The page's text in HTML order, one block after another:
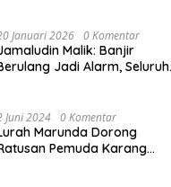
Januari 2026 0 Komentar
Malik: Banjir
Jadi Alarm, Seluruh
Juni 2024 0 Komentar
Marunda Dorong
Pemuda Karang